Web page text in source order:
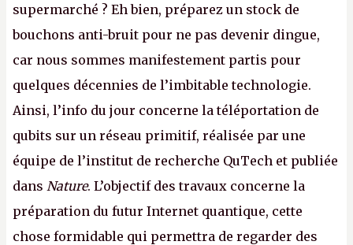
supermarché ? Eh bien, préparez un stock de
bouchons anti-bruit pour ne pas devenir dingue,
car nous sommes manifestement partis pour
quelques décennies de l’imbitable technologie.
Ainsi, l’info du jour concerne la téléportation de
qubits sur un réseau primitif, réalisée par une
équipe de l’institut de recherche QuTech et publiée
dans Nature. L’objectif des travaux concerne la
préparation du futur Internet quantique, cette
chose formidable qui permettra de regarder des